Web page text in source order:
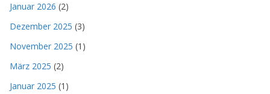
Januar 2026 (2)
Dezember 2025 (3)
November 2025 (1)
März 2025 (2)
Januar 2025 (1)